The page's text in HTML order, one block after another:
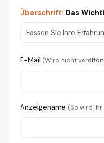
Überschrift: Das
E-Mail (Wird nicht
Anzeigename (So wird